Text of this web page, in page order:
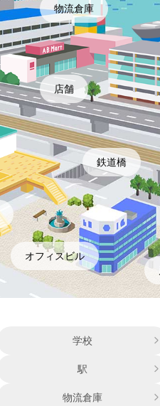
店舗
オフィスビル
物流倉庫
鉄道橋
学校
駅
物流倉庫